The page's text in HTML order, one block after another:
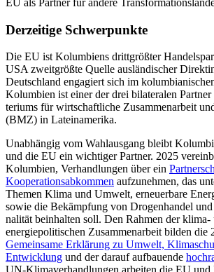
Derzeitige Schwerpunkte
Die EU ist Kolumbiens drittgrößter
USA zweitgrößte Quelle ausländischer
Deutschland engagiert sich im
Kolumbien ist einer der drei bilateralen
teriums für wirtschaftliche Zusammen­arbeit
(BMZ) in Lateinamerika.
Unabhängig vom Wahlausgang bleibt
und die EU ein wichtiger Partner. 2025
Kolumbien, Verhandlungen über ein
Kooperationsabkommen auf­zunehmen, das
Themen Klima und Umwelt, erneuerbare
sowie die Bekämpfung von Drogenhandel
nalität beinhalten soll. Den Rahmen der klima-
energiepolitischen Zusammenarbeit bilden die
Ge­meinsame Erklärung zu Umwelt,
Entwicklung und der darauf aufbauende